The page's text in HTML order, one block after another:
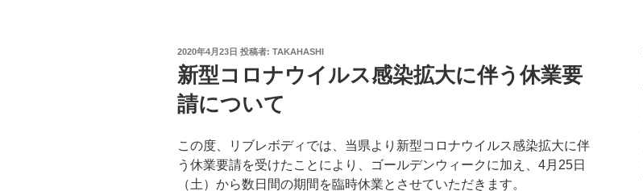
投
稿
日:
2020年4月23日 投稿者: TAKAHASHI
新型コロナウイルス感染拡大に伴う休業要
請について
この度、リブレボディでは、当県より新型コロナウイルス感染拡大に伴
う休業要請を受けたことにより、ゴールデンウィークに加え、4月25日
（土）から数日間の期間を臨時休業とさせていただきます。